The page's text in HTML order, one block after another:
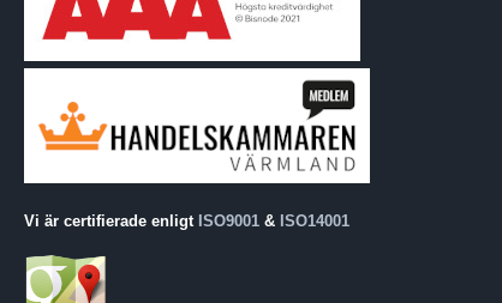
Vi är certifierade enligt ISO9001 & ISO14001